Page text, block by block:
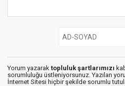
Yorum yazarak topluluk şartlarımızı
sorumluluğu üstleniyorsunuz. Yazılan
İnternet Sitesi hiçbir şekilde sorumlu